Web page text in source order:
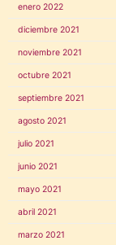
enero 2022
diciembre 2021
noviembre 2021
octubre 2021
septiembre 2021
agosto 2021
julio 2021
junio 2021
mayo 2021
abril 2021
marzo 2021